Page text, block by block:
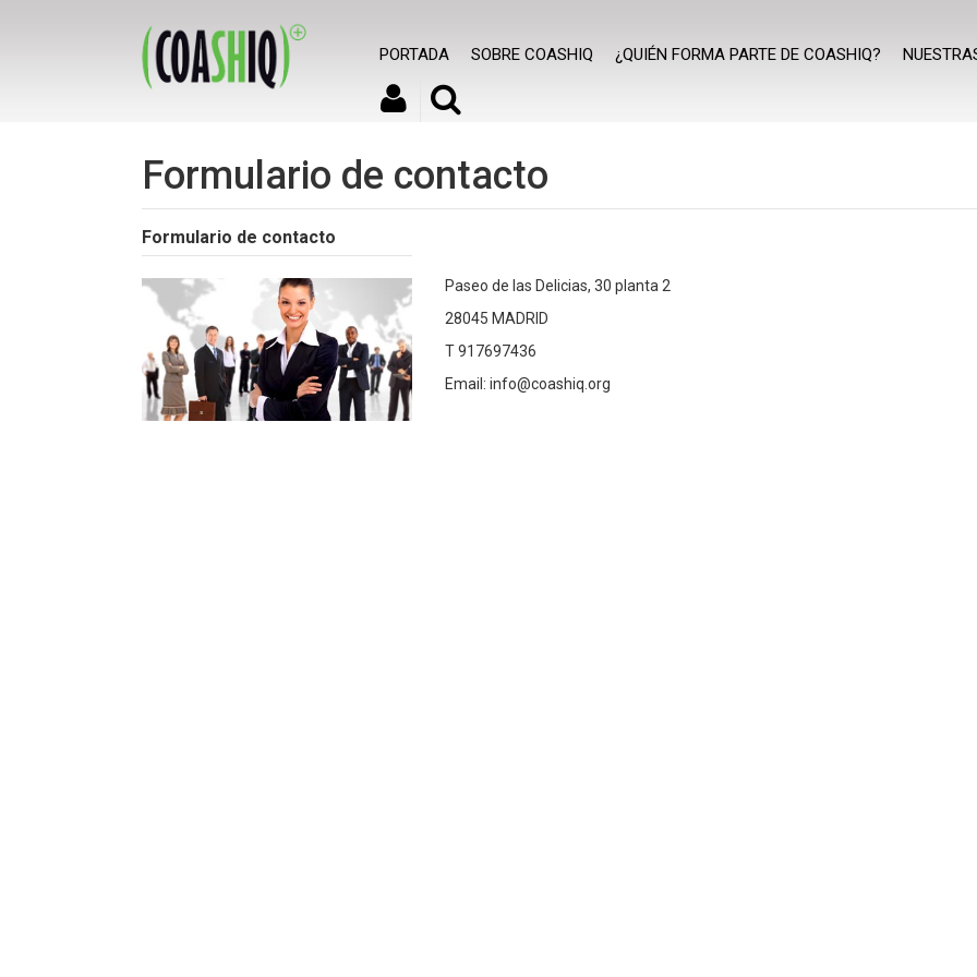
PORTADA SOBRE COASHIQ ¿QUIÉN FORMA PARTE DE COASHIQ?
Formulario de contacto
Formulario de contacto
Paseo de las Delicias, 30 planta 2
28045 MADRID
T 917697436
Email:info@coashiq.org